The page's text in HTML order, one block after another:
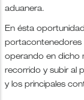
aduanera.
En ésta
portacontenedores
operando en dicho
recorrido y subir al
y los principales